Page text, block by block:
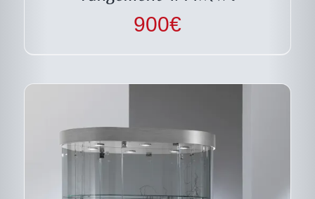
900€